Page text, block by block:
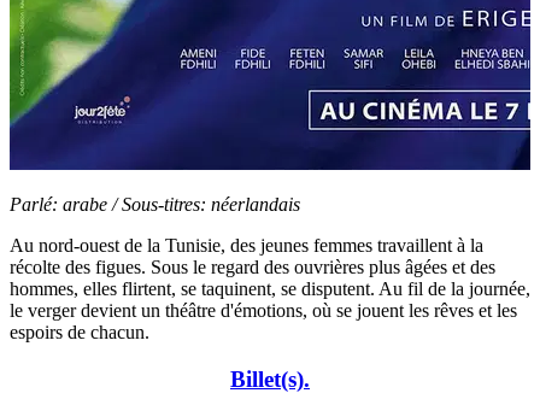
Parlé: arabe / Sous-titres: néerlandais
Au nord-ouest de la Tunisie, des jeunes femmes travaillent à la
récolte des figues. Sous le regard des ouvrières plus âgées et des
hommes, elles flirtent, se taquinent, se disputent. Au fil de la journée,
le verger devient un théâtre d'émotions, où se jouent les rêves et les
espoirs de chacun.
Billet(s).